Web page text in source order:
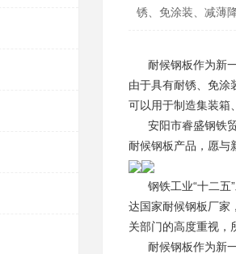
锈、免涂装、减薄
耐候钢板作为新
由于具有耐锈、免涂
可以用于制造集装箱
安阳市睿盛钢铁贸
耐候钢板产品，愿与
钢铁工业“十二五”
达国家耐候钢板厂家
关部门的高度重视，
耐候钢板作为新一